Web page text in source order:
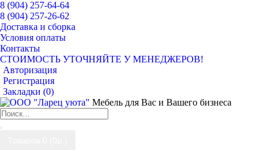
8 (904) 257-64-64
8 (904) 257-26-62
Доставка и сборка
Условия оплаты
Контакты
СТОИМОСТЬ УТОЧНЯЙТЕ У МЕНЕДЖЕРОВ!
Авторизация
Регистрация
Закладки (0)
Мебель для Вас и Вашего бизнеса